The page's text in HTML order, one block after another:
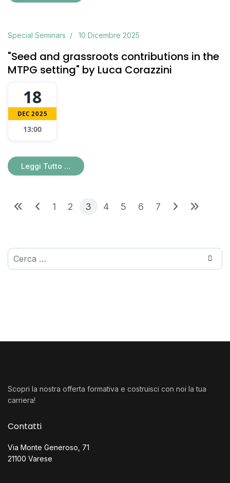
"Seed and grassroots contributions in the
MTPG setting" by Luca Corazzini
Special Seminars 10 Dicembre 2025
18
DEC 2025
13:00
Leggi Tutto …
1 2 3 4 5 6 7
Cerca
Scopri la nostra offerta formativa e costruisci con noi la tua
carriera!
Contatti
Via Monte Generoso, 71
21100 Varese